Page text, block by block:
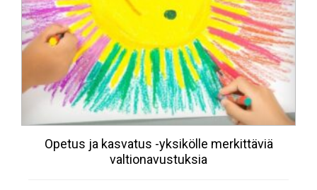
Opetus ja kasvatus -yksikölle merkittäviä
valtionavustuksia